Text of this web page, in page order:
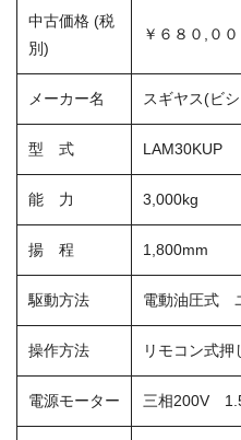
中古価格 (税
別)
￥６８０,００
メーカー名 スギヤス(ビ
型 式 LAM30KUP
能 力 3,000kg
揚 程 1,800mm
駆動方法 電動油圧式
操作方法 リモコン式押
電源モーター 三相200V